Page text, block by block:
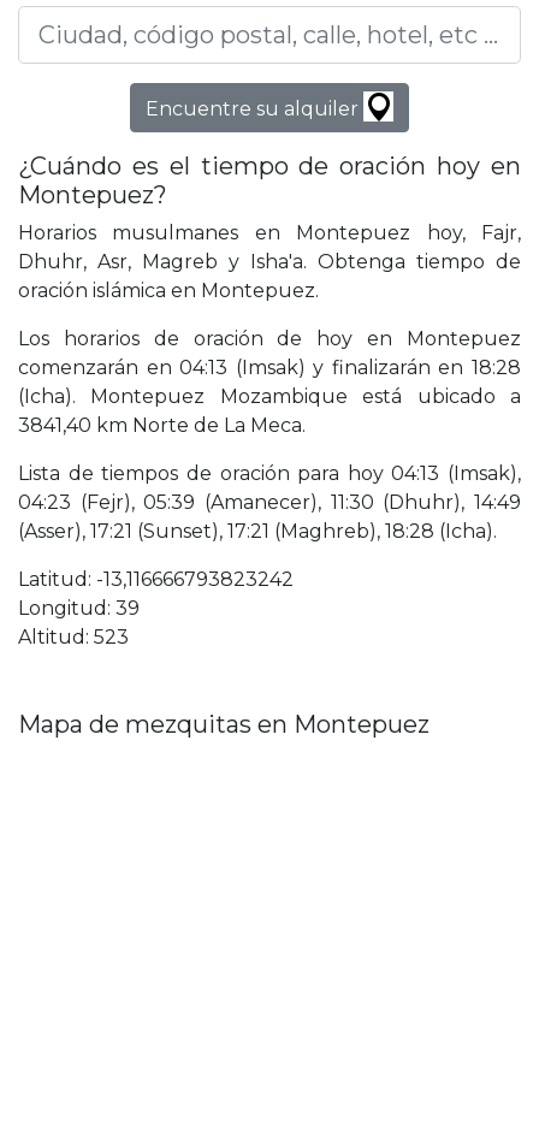
Encuentre su alquiler
¿Cuándo es el tiempo de oración hoy en
Montepuez?
Horarios musulmanes en Montepuez hoy, Fajr,
Dhuhr, Asr, Magreb y Isha'a. Obtenga tiempo de
oración islámica en Montepuez.
Los horarios de oración de hoy en Montepuez
comenzarán en 04:13 (Imsak) y finalizarán en 18:28
(Icha). Montepuez Mozambique está ubicado a
3841,40 km Norte de La Meca.
Lista de tiempos de oración para hoy 04:13 (Imsak),
04:23 (Fejr), 05:39 (Amanecer), 11:30 (Dhuhr), 14:49
(Asser), 17:21 (Sunset), 17:21 (Maghreb), 18:28 (Icha).
Latitud: -13,116666793823242
Longitud: 39
Altitud: 523
Mapa de mezquitas en Montepuez